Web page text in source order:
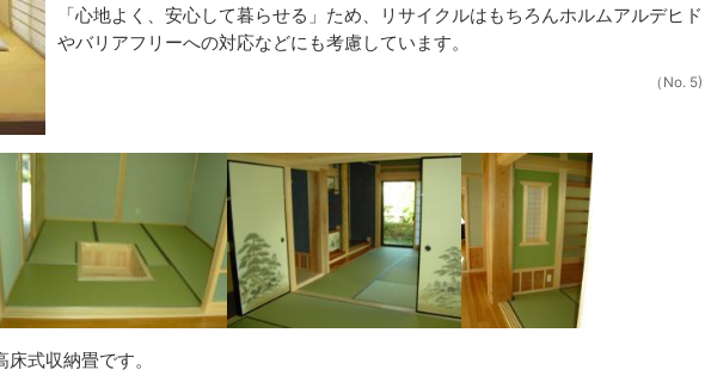
「心地よく、安心して暮らせる」ため、リサイクルはもちろんホルムアルデヒド
やバリアフリーへの対応などにも考慮しています。
（No. 5)
式収納畳です。